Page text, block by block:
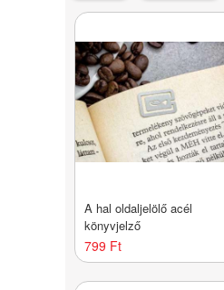
A hal oldaljelölő acél
könyvjelző
799 Ft